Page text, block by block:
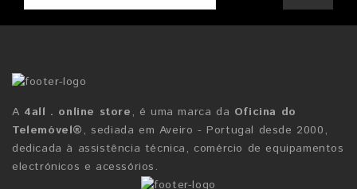
A 4all . online store , é uma marca da Oficina do
Telemóvel® , sediada em Aveiro - Portugal desde 2000,
dedicada à assistência técnica, comércio de equipamentos
electrónicos e acessórios.